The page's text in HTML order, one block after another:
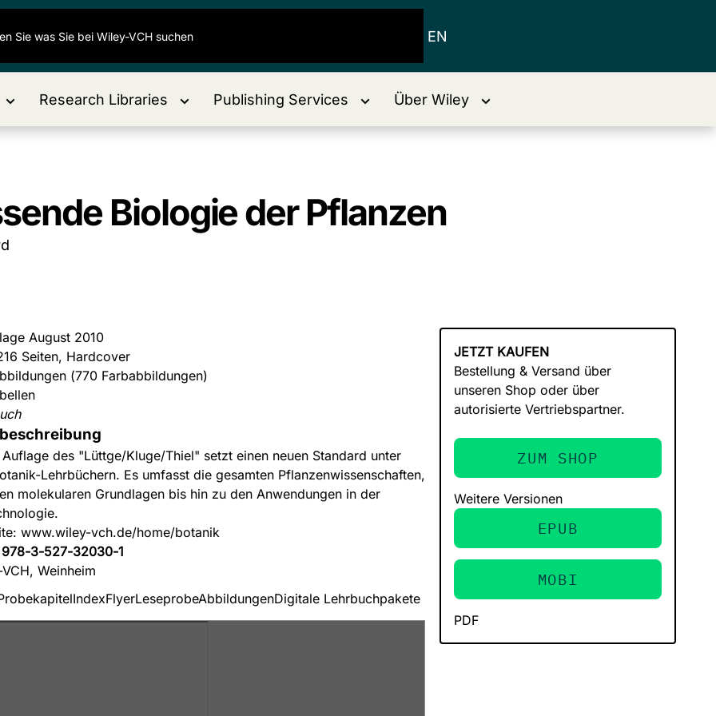
EN
Research Libraries Publishing Services Über Wiley
Biologie der Pflanzen
August 2010
Seiten, Hardcover
(770 Farbabbildungen)
Auflage des "Lüttge/Kluge/Thiel" setzt einen neuen Standard unter
Lehrbüchern. Es umfasst die gesamten Pflanzenwissenschaften,
molekularen Grundlagen bis hin zu den Anwendungen in der
www.wiley-vch.de/home/botanik
978-3-527-32030-1
Weinheim
IndexFlyerLeseprobeAbbildungenDigitale Lehrbuchpakete
JETZT KAUFEN
Bestellung & Versand über
unseren Shop oder über
autorisierte Vertriebspartner.
ZUM SHOP
Weitere Versionen
EPUB
MOBI
PDF